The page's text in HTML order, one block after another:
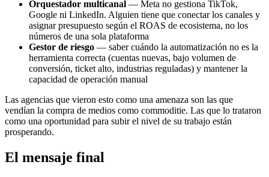
Orquestador multicanal — Meta no gestiona TikTok,
Google ni LinkedIn. Alguien tiene que conectar los canales y
asignar presupuesto según el ROAS de ecosistema, no los
números de una sola plataforma
Gestor de riesgo — saber cuándo la automatización no es la
herramienta correcta (cuentas nuevas, bajo volumen de
conversión, ticket alto, industrias reguladas) y mantener la
capacidad de operación manual
Las agencias que vieron esto como una amenaza son las que
vendían la compra de medios como commoditie. Las que lo trataron
como una oportunidad para subir el nivel de su trabajo están
prosperando.
El mensaje final